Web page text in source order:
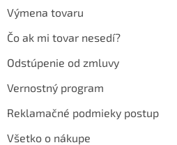
Výmena tovaru
Čo ak mi tovar nesedí?
Odstúpenie od zmluvy
Vernostný program
Reklamačné podmieky postup
Všetko o nákupe